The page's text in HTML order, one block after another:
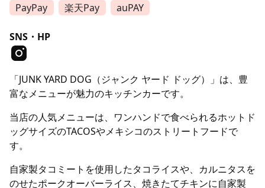
PayPay
楽天Pay auPAY
SNS・HP
「JUNK YARD DOG（ジャンク ヤード ドッグ）」は、豊
富なメニューが魅力のキッチンカーです。
当店の人気メニューは、ワンハンドで食べられるホットド
ッグサイズのTACOSやメキシコのストリートフードで
す。
自家製タコミートを使用したタコライスや、カルニタスを
のせたポークオーバーライス、焼きたてチキンに自家製